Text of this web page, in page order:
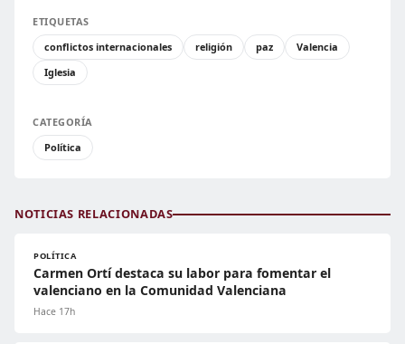
ETIQUETAS
conflictos internacionales
religión paz
Valencia
Iglesia
CATEGORÍA
Política
NOTICIAS RELACIONADAS
POLÍTICA
Carmen Ortí destaca su labor para fomentar el
valenciano en la Comunidad Valenciana
Hace 17h